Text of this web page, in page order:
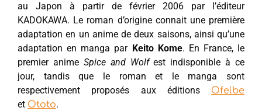
au Japon à partir de février 2006 par l’éditeur
KADOKAWA. Le roman d’origine connait une première
adaptation en un anime de deux saisons, ainsi qu’une
adaptation en manga par Keito Kome. En France, le
premier animeSpice and Wolfest indisponible à ce
jour, tandis que le roman et le manga sont
respectivement proposés aux éditions Ofelbe
et Ototo.